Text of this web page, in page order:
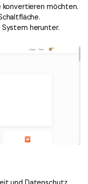
konvertieren möchten.
System herunter.